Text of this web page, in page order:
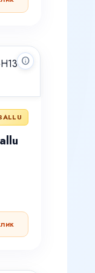
info